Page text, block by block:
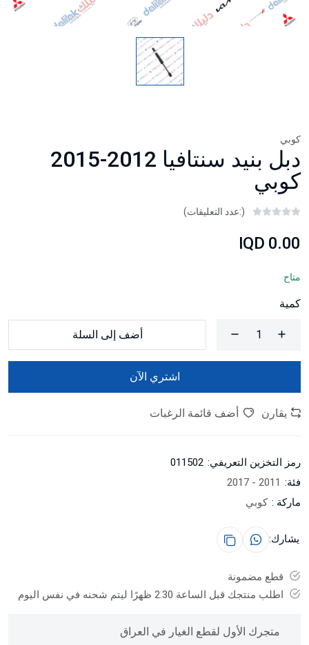
كوبي
دبل بنيد سنتافيا 2012-2015
كوبي
(:عدد التعليقات)
0.00 IQD
متاح
كمية
أضف إلى السلة
اشتري الآن
يقارن أضف قائمة الرغبات
رمز التخزين التعريفي: 011502
فئة: 2011 - 2017
ماركة : كوبي
يشارك:
قطع مضمونة
اطلب منتجك قبل الساعة 2.30 ظهرًا ليتم شحنه في نفس اليوم
متجرك الأول لقطع الغيار في العراق